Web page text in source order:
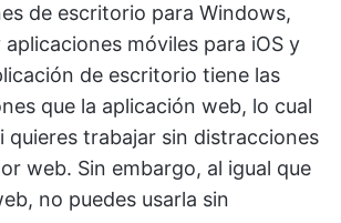
de escritorio para Windows,
móviles para iOS y
de escritorio tiene las
que la aplicación web, lo cual
quieres trabajar sin distracciones
web. Sin embargo, al igual que
no puedes usarla sin